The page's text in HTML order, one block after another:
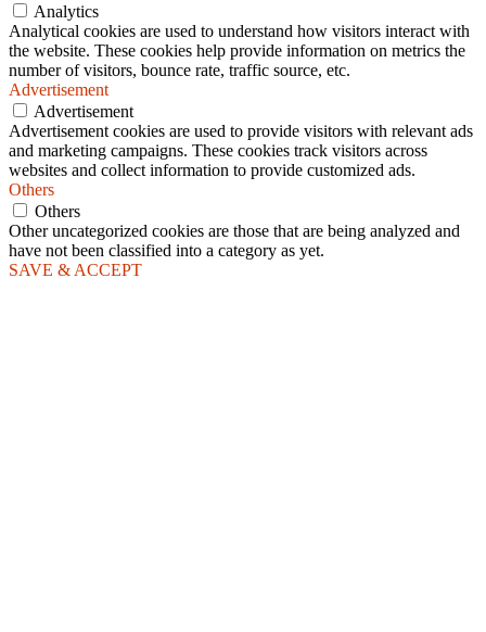
Analytics
Analytical cookies are used to understand how visitors interact with
the website. These cookies help provide information on metrics the
number of visitors, bounce rate, traffic source, etc.
Advertisement
Advertisement
Advertisement cookies are used to provide visitors with relevant ads
and marketing campaigns. These cookies track visitors across
websites and collect information to provide customized ads.
Others
Others
Other uncategorized cookies are those that are being analyzed and
have not been classified into a category as yet.
SAVE & ACCEPT